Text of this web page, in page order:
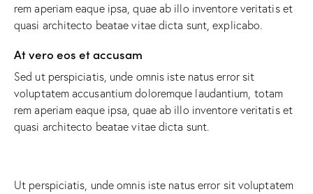
rem aperiam eaque ipsa, quae ab illo inventore veritatis et
quasi architecto beatae vitae dicta sunt, explicabo.
At vero eos et accusam
Sed ut perspiciatis, unde omnis iste natus error sit
voluptatem accusantium doloremque laudantium, totam
rem aperiam eaque ipsa, quae ab illo inventore veritatis et
quasi architecto beatae vitae dicta sunt.
Ut perspiciatis, unde omnis iste natus error sit voluptatem